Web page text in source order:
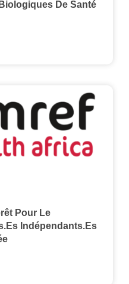
De Santé
Pour Le
Indépendants.es